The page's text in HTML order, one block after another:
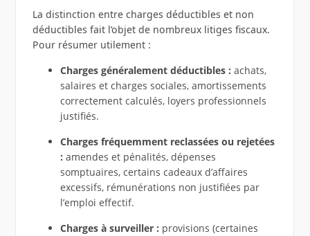
La distinction entre charges déductibles et non
déductibles fait l’objet de nombreux litiges fiscaux.
Pour résumer utilement :
Charges généralement déductibles : achats,
salaires et charges sociales, amortissements
correctement calculés, loyers professionnels
justifiés.
Charges fréquemment reclassées ou rejetées
: amendes et pénalités, dépenses
somptuaires, certains cadeaux d’affaires
excessifs, rémunérations non justifiées par
l’emploi effectif.
Charges à surveiller : provisions (certaines